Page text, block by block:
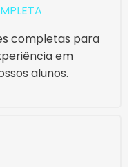
completas para
em
alunos.